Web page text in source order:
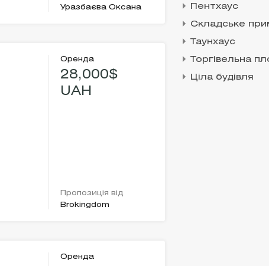
Уразбаєва Оксана
Оренда
28,000$
UAH
Пропозиція від
Brokingdom
Оренда
Пентхаус
Складське
Таунхаус
Торгівельна
Ціла будівля